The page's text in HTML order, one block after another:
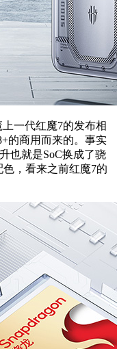
一代红魔7的发布相
的商用而来的。事实
也就是SoC换成了骁
，看来之前红魔7的